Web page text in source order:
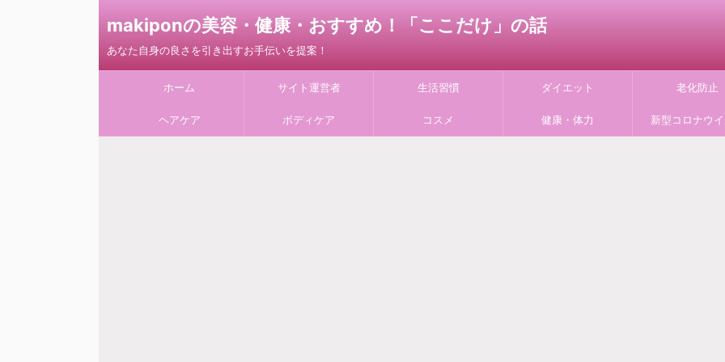
makiponの美容・健康・おすすめ！「ここだけ」の話
あなた自身の良さを引き出すお手伝いを提案！
ホーム サイト運営者 生活習慣 ダイエット 老化防止
ヘアケア ボディケア コスメ 健康・体力 新型コロナウ